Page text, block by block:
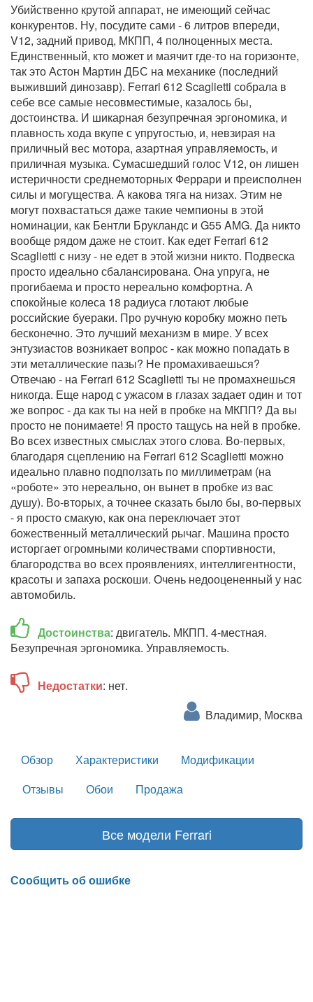
Убийственно крутой аппарат, не имеющий сейчас
конкурентов. Ну, посудите сами - 6 литров впереди,
V12, задний привод, МКПП, 4 полноценных места.
Единственный, кто может и маячит где-то на горизонте,
так это Астон Мартин ДБС на механике (последний
выживший динозавр). Ferrari 612 Scaglietti собрала в
себе все самые несовместимые, казалось бы,
достоинства. И шикарная безупречная эргономика, и
плавность хода вкупе с упругостью, и, невзирая на
приличный вес мотора, азартная управляемость, и
приличная музыка. Сумасшедший голос V12, он лишен
истеричности среднемоторных Феррари и преисполнен
силы и могущества. А какова тяга на низах. Этим не
могут похвастаться даже такие чемпионы в этой
номинации, как Бентли Брукландс и G55 AMG. Да никто
вообще рядом даже не стоит. Как едет Ferrari 612
Scaglietti с низу - не едет в этой жизни никто. Подвеска
просто идеально сбалансирована. Она упруга, не
прогибаема и просто нереально комфортна. А
спокойные колеса 18 радиуса глотают любые
российские буераки. Про ручную коробку можно петь
бесконечно. Это лучший механизм в мире. У всех
энтузиастов возникает вопрос - как можно попадать в
эти металлические пазы? Не промахиваешься?
Отвечаю - на Ferrari 612 Scaglietti ты не промахнешься
никогда. Еще народ с ужасом в глазах задает один и тот
же вопрос - да как ты на ней в пробке на МКПП? Да вы
просто не понимаете! Я просто тащусь на ней в пробке.
Во всех известных смыслах этого слова. Во-первых,
благодаря сцеплению на Ferrari 612 Scaglietti можно
идеально плавно подползать по миллиметрам (на
«роботе» это нереально, он вынет в пробке из вас
душу). Во-вторых, а точнее сказать было бы, во-первых
- я просто смакую, как она переключает этот
божественный металлический рычаг. Машина просто
исторгает огромными количествами спортивности,
благородства во всех проявлениях, интеллигентности,
красоты и запаха роскоши. Очень недооцененный у нас
автомобиль.
Достоинства: двигатель. МКПП. 4-местная.
Безупречная эргономика. Управляемость.
Недостатки: нет.
Владимир, Москва
Обзор Характеристики
Модификации
Отзывы
Обои Продажа
Все модели Ferrari
Сообщить об ошибке